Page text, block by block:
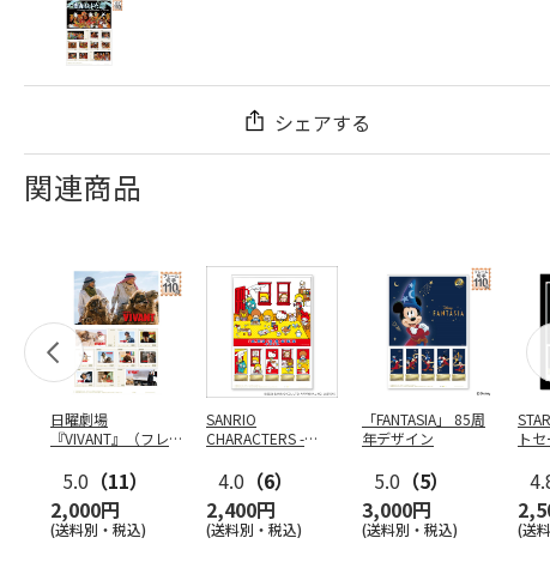
シェアする
関連商品
日曜劇場
『VIVANT』（フレ
5.0 （11）
2,000円
(送料別・税込)
SANRIO
CHARACTERS -
4.0 （6）
2,400円
(送料別・税込)
「FANTASIA」 85周
年デザイン
5.0 （5）
3,000円
(送料別・税込)
ト
(送